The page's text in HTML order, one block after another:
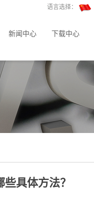
语言选择：
新闻中心 下载中心
具体方法？